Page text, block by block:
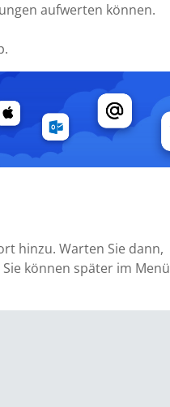
aufwerten können.
hinzu. Warten Sie dann,
Sie können später im Menü